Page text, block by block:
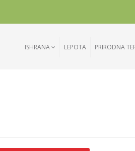
ISHRANA LEPOTA PRIRODNA